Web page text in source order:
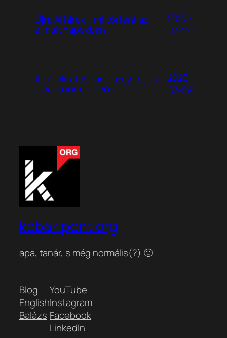
Újra AI hírek – mi történt az
elmúlt napokban
2026-
07-29
AI az oktatásban — egy teljes
előadásom, videón
2026-
07-29
kobak pont org
apa, tanár, s még normális(?) 🙂
Blog
English
Balázs
YouTube
Instagram
Facebook
LinkedIn